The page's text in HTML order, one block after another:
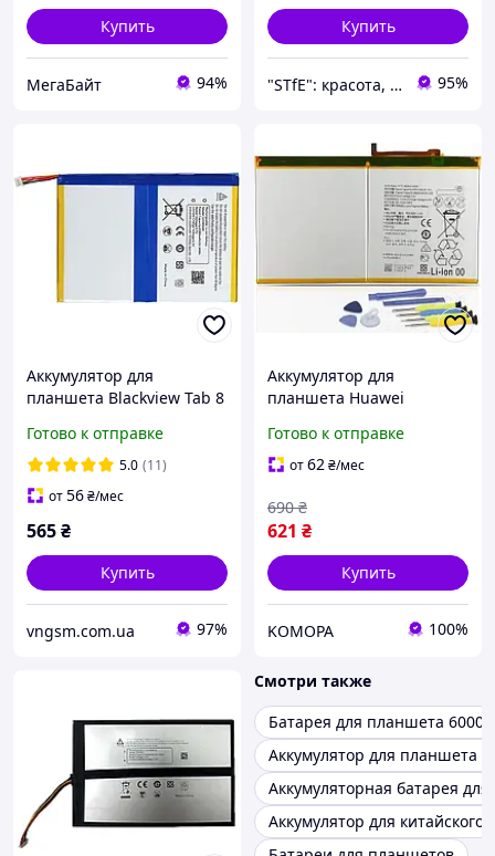
Купить
МегаБайт 94%
Купить
"STfE": красота, комфорт и удовольствие! 95%
Аккумулятор для
планшета Blackview Tab 8
Готово к отправке
5.0 (11)
от56₴/мес
565₴
Купить
vngsm.com.ua 97%
Аккумулятор для
планшета Huawei
10.0. K KYUER
HB26A510EBC
Готово к отправке
от62₴/мес
621 ₴
690 ₴
Купить
KOMOPA 100%
Смотри также
Батарея для планшета
Аккумулятор для планшета
Аккумуляторная батарея
Аккумулятор для